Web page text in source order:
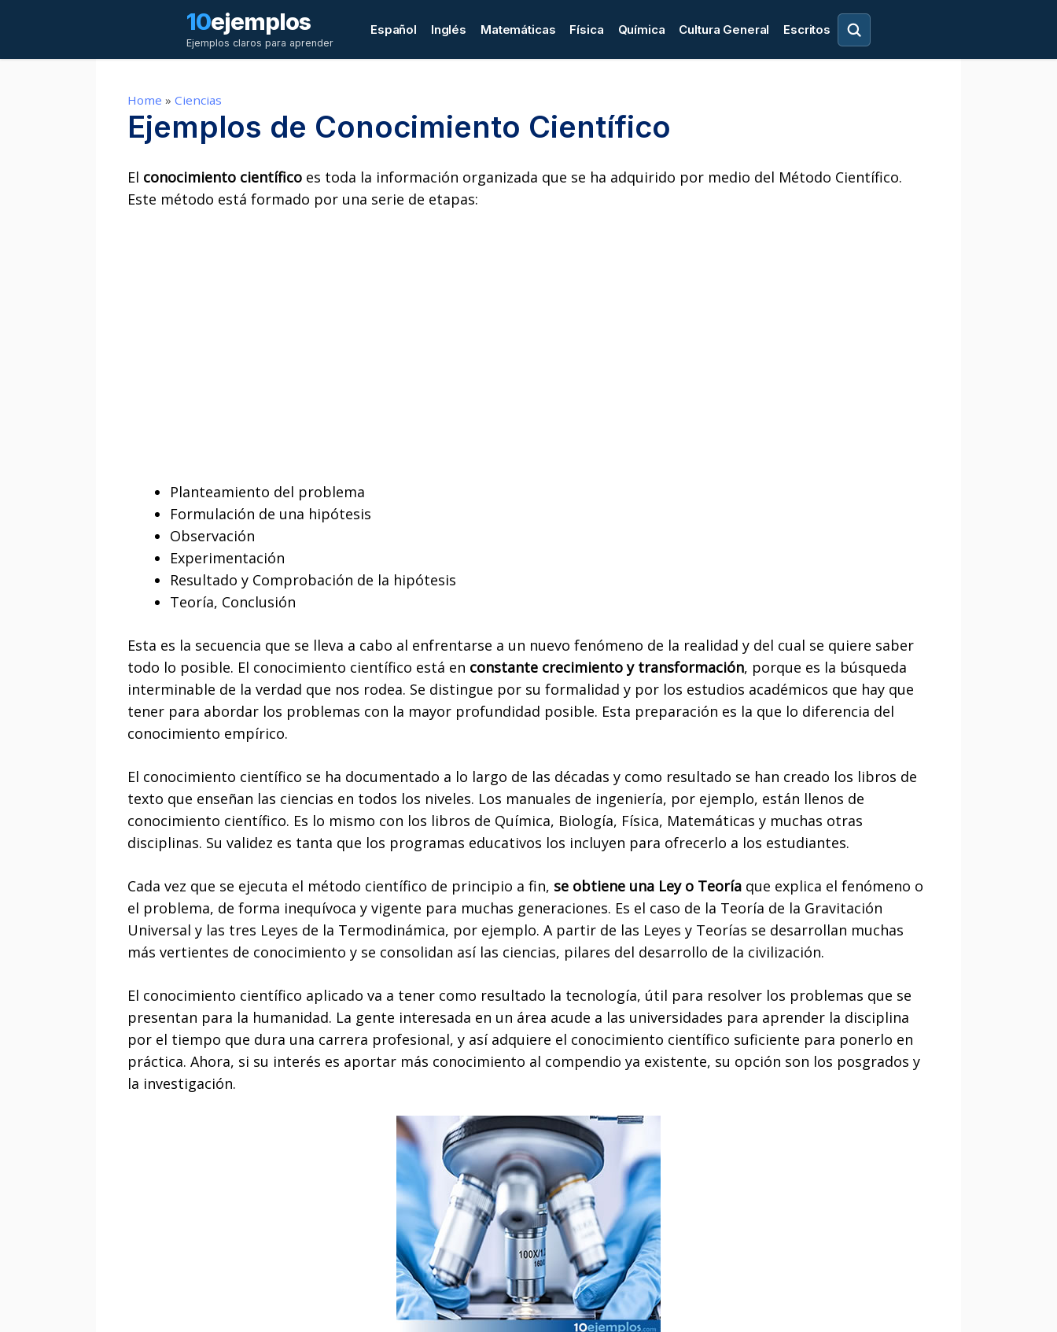
contenido
10ejemplos
Ejemplos claros para aprender
Español Inglés Matemáticas Física Química Cultura General Escritos
Home » Ciencias
Ejemplos de Conocimiento Científico
El conocimiento científico es toda la información organizada que se ha adquirido por medio del Método Científico.
Este método está formado por una serie de etapas:
Planteamiento del problema
Formulación de una hipótesis
Observación
Experimentación
Resultado y Comprobación de la hipótesis
Teoría, Conclusión
Esta es la secuencia que se lleva a cabo al enfrentarse a un nuevo fenómeno de la realidad y del cual se quiere saber
todo lo posible. El conocimiento científico está en constante crecimiento y transformación, porque es la búsqueda
interminable de la verdad que nos rodea. Se distingue por su formalidad y por los estudios académicos que hay que
tener para abordar los problemas con la mayor profundidad posible. Esta preparación es la que lo diferencia del
conocimiento empírico.
El conocimiento científico se ha documentado a lo largo de las décadas y como resultado se han creado los libros de
texto que enseñan las ciencias en todos los niveles. Los manuales de ingeniería, por ejemplo, están llenos de
conocimiento científico. Es lo mismo con los libros de Química, Biología, Física, Matemáticas y muchas otras
disciplinas. Su validez es tanta que los programas educativos los incluyen para ofrecerlo a los estudiantes.
Cada vez que se ejecuta el método científico de principio a fin, se obtiene una Ley o Teoría que explica el fenómeno o
el problema, de forma inequívoca y vigente para muchas generaciones. Es el caso de la Teoría de la Gravitación
Universal y las tres Leyes de la Termodinámica, por ejemplo. A partir de las Leyes y Teorías se desarrollan muchas
más vertientes de conocimiento y se consolidan así las ciencias, pilares del desarrollo de la civilización.
El conocimiento científico aplicado va a tener como resultado la tecnología, útil para resolver los problemas que se
presentan para la humanidad. La gente interesada en un área acude a las universidades para aprender la disciplina
por el tiempo que dura una carrera profesional, y así adquiere el conocimiento científico suficiente para ponerlo en
práctica. Ahora, si su interés es aportar más conocimiento al compendio ya existente, su opción son los posgrados y
la investigación.